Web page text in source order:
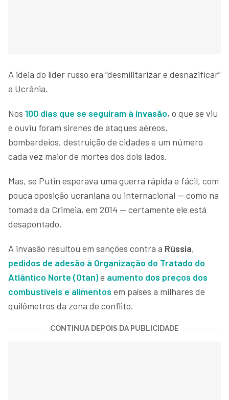
A ideia do líder russo era “desmilitarizar e desnazificar”
a Ucrânia.
Nos 100 dias que se seguiram à invasão, o que se viu
e ouviu foram sirenes de ataques aéreos,
bombardeios, destruição de cidades e um número
cada vez maior de mortes dos dois lados.
Mas, se Putin esperava uma guerra rápida e fácil, com
pouca oposição ucraniana ou internacional — como na
tomada da Crimeia, em 2014 — certamente ele está
desapontado.
A invasão resultou em sanções contra a Rússia,
pedidos de adesão à Organização do Tratado do
Atlântico Norte (Otan)e aumento dos preços dos
combustíveis e alimentos em países a milhares de
quilômetros da zona de conflito.
CONTINUA DEPOIS DA PUBLICIDADE